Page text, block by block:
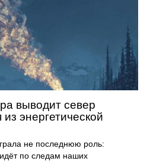
выводит север
энергетической
не последнюю роль:
по следам наших